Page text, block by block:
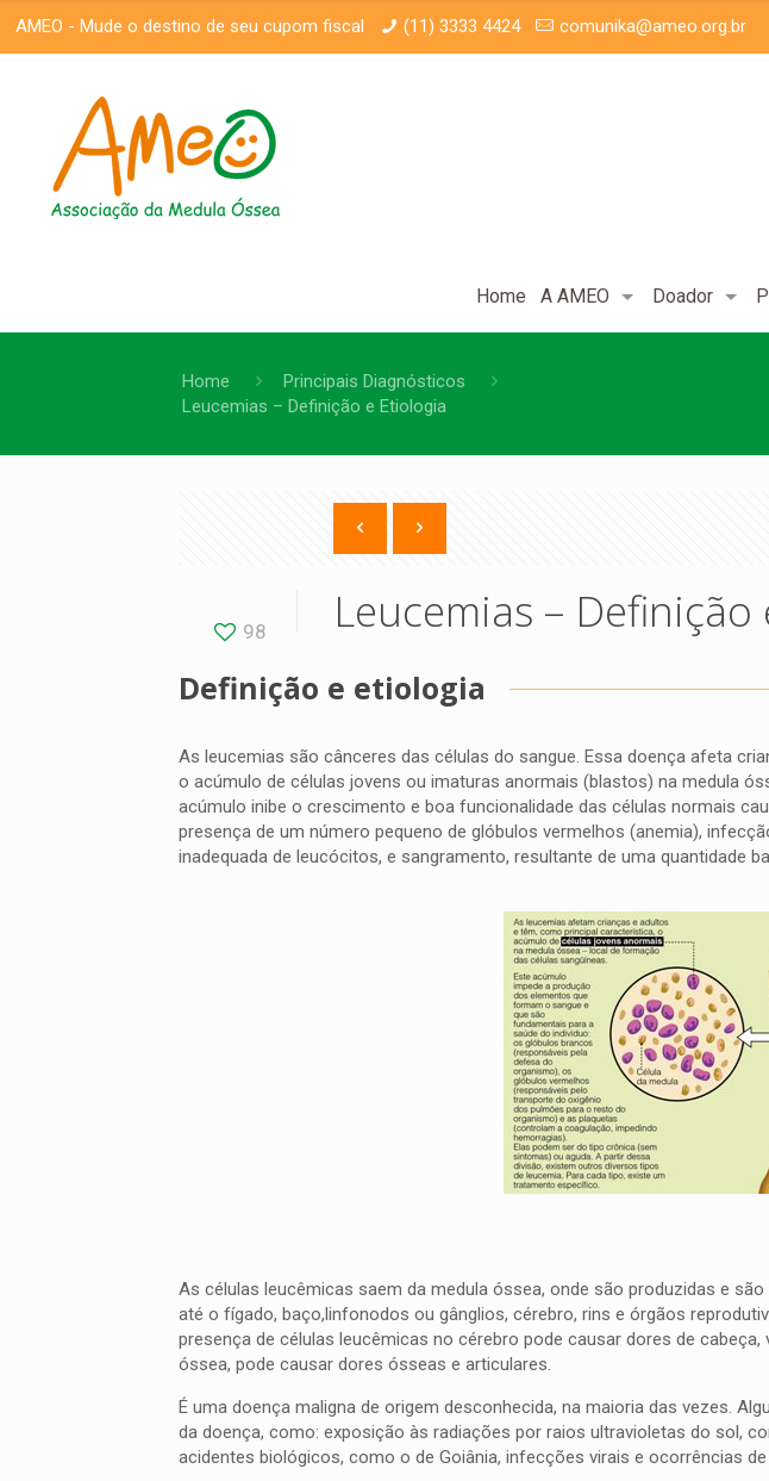
AMEO -Mude o destino de seu cupom fiscal (11) 3333 4424 comunika@ameo.org.br
Home A AMEO Doador
Home
Principais Diagnósticos
Leucemias – Definição e Etiologia
98 Leucemias – Definição
Definição e etiologia
As leucemias são cânceres das células do sangue. Essa doença afeta
o acúmulo de células jovens ou imaturas anormais (blastos) na medula
acúmulo inibe o crescimento e boa funcionalidade das células normais
presença de um número pequeno de glóbulos vermelhos (anemia),
inadequada de leucócitos, e sangramento, resultante de uma quantidade
As células leucêmicas saem da medula óssea, onde são produzidas e
até o fígado, baço,linfonodos ou gânglios, cérebro, rins e órgãos
presença de células leucêmicas no cérebro pode causar dores de
óssea, pode causar dores ósseas e articulares.
É uma doença maligna de origem desconhecida, na maioria das vezes.
da doença, como: exposição às radiações por raios ultravioletas do sol,
acidentes biológicos, como o de Goiânia, infecções virais e ocorrências